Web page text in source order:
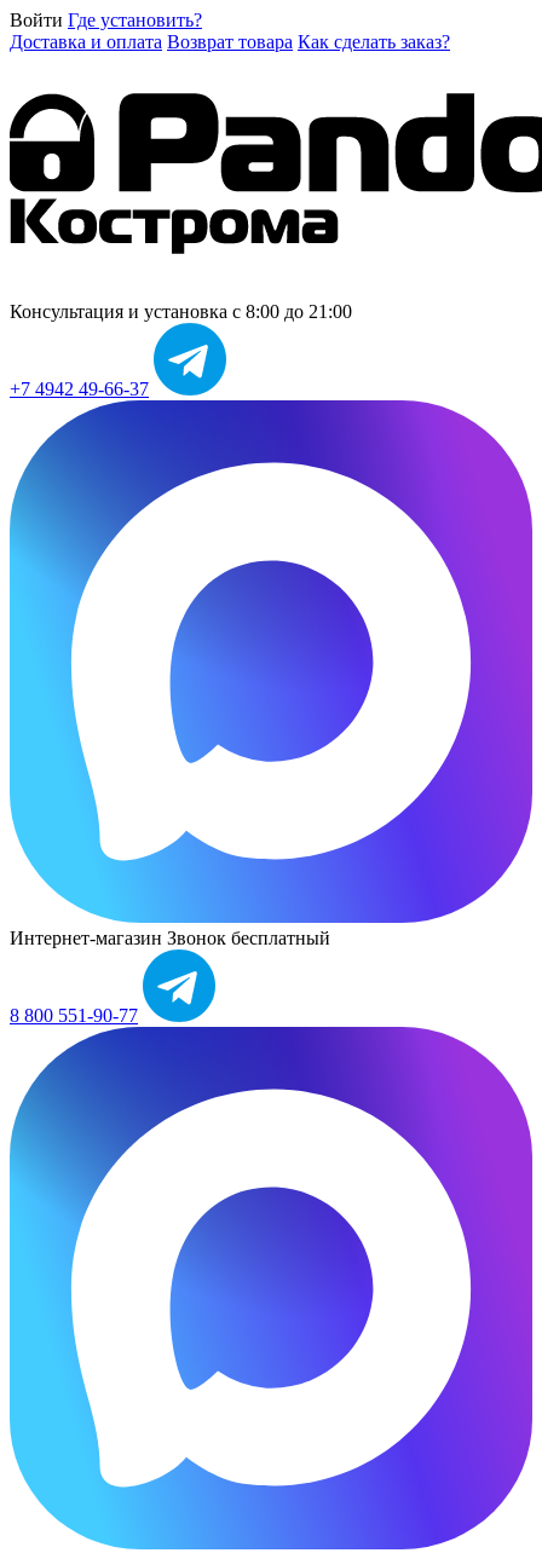
Войти Где установить?
Доставка и оплата Возврат товара Как сделать заказ?
Консультация и установка с 8:00 до 21:00
+7 4942 49-66-37
Интернет-магазин Звонок бесплатный
8 800 551-90-77